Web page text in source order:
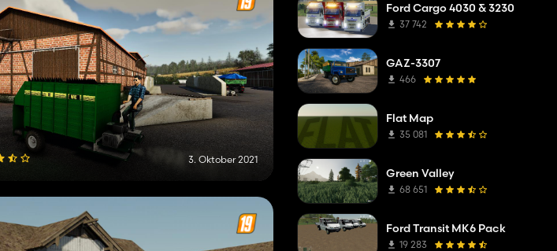
3. Oktober 2021
Ford Cargo 4030 & 3230
37 742
GAZ-3307
466
Flat Map
35 081
Green Valley
68 651
Ford Transit MK6 Pack
19 283